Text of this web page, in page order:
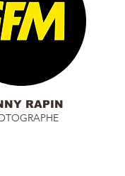
RAPIN